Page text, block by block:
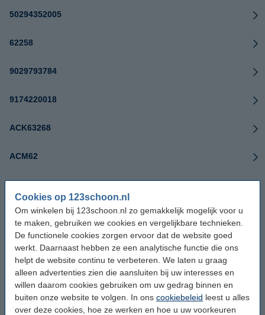
Cookies op 123schoon.nl
Om winkelen bij 123schoon.nl zo gemakkelijk mogelijk voor u
te maken, gebruiken we cookies en vergelijkbare technieken.
De functionele cookies zorgen ervoor dat de website goed
werkt. Daarnaast hebben ze een analytische functie die ons
helpt de website continu te verbeteren. We laten u graag
alleen advertenties zien die aansluiten bij uw interesses en
willen daarom cookies gebruiken om uw gedrag binnen en
buiten onze website te volgen. In ons cookiebeleid leest u alles
over deze cookies, hoe ze werken en hoe u uw voorkeuren
50294352005
62258
9029793784
9174220018
ACK63268
ACM62
CP180
E3CFWH
KFC6902
Type 180